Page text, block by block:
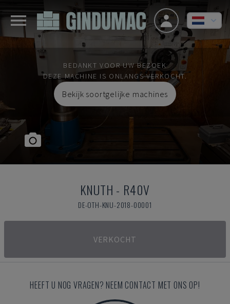
BEDANKT VOOR UW BEZOEK
DEZE MACHINE IS ONLANGS VERKOCHT.
Bekijk soortgelijke machines
KNUTH - R40V
DE-OTH-KNU-2018-00001
VERKOCHT
HEEFT U NOG VRAGEN? NEEM CONTACT MET ONS OP!